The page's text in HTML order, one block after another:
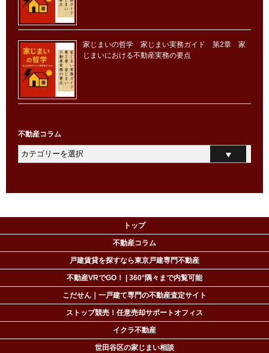
家じまいの哲学 家じまい実務ガイド 第2章 家
じまいにおける不動産実務の要点
不動産コラム
トップ
不動産コラム
戸建賃貸を探すなら東京戸建専門不動産
不動産VRでGO！ | 360°隅々まで内覧可能
こだせん｜一戸建て専門の不動産査定サイト
ストップ競売！任意売却サポートオフィス
イクラ不動産
世田谷区の家じまい相談